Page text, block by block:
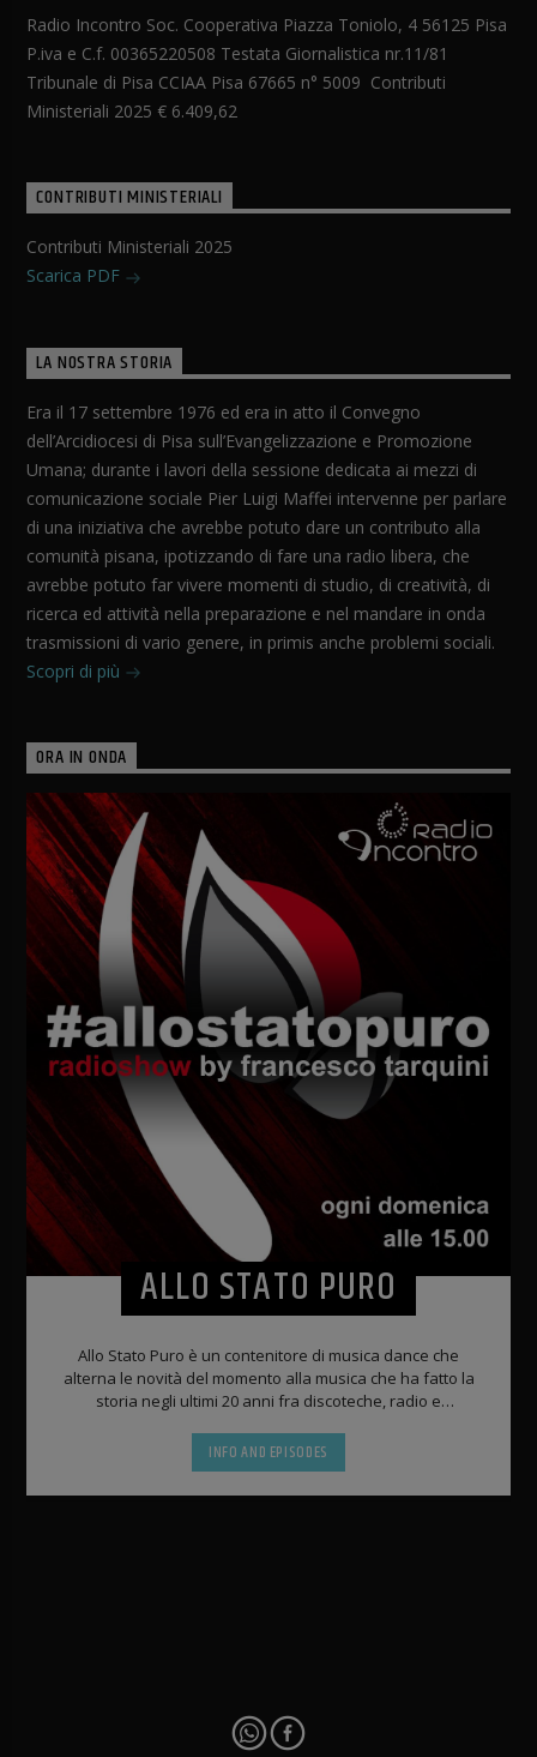
Radio Incontro Soc. Cooperativa Piazza Toniolo, 4 56125 Pisa
P.iva e C.f. 00365220508 Testata Giornalistica nr.11/81
Tribunale di Pisa CCIAA Pisa 67665 n° 5009 Contributi
Ministeriali 2025 € 6.409,62
CONTRIBUTI MINISTERIALI
Contributi Ministeriali 2025
Scarica PDF
LA NOSTRA STORIA
Era il 17 settembre 1976 ed era in atto il Convegno
dell’Arcidiocesi di Pisa sull’Evangelizzazione e Promozione
Umana; durante i lavori della sessione dedicata ai mezzi di
comunicazione sociale Pier Luigi Maffei intervenne per parlare
di una iniziativa che avrebbe potuto dare un contributo alla
comunità pisana, ipotizzando di fare una radio libera, che
avrebbe potuto far vivere momenti di studio, di creatività, di
ricerca ed attività nella preparazione e nel mandare in onda
trasmissioni di vario genere, in primis anche problemi sociali.
Scopri di più
ORA IN ONDA
ALLO STATO PURO
Allo Stato Puro è un contenitore di musica dance che
alterna le novità del momento alla musica che ha fatto la
storia negli ultimi 20 anni fra discoteche, radio e
INFO AND EPISODES